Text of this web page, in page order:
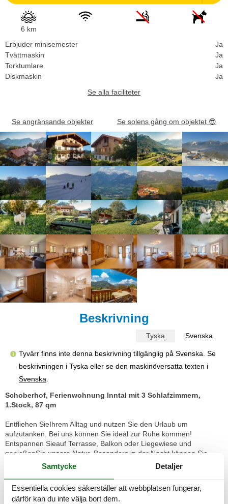
6 km
Erbjuder minisemester
Ja
Tvättmaskin
Ja
Torktumlare
Ja
Diskmaskin
Ja
Se alla faciliteter
Se angränsande objekter Se solens gång om objektet 😎
Beskrivning
Tyska Svenska
Tyvärr finns inte denna beskrivning tillgänglig på Svenska. Se
beskrivningen i Tyska eller se den maskinöversatta texten i
Svenska
Schoberhof, Ferienwohnung Inntal mit 3 Schlafzimmern,
1.Stock, 87 qm
Entfliehen SieIhrem Alltag und nutzen Sie den Urlaub um
aufzutanken. Bei uns können Sie ideal zur Ruhe kommen!
Entspannen Sieauf Terrasse, Balkon oder Liegewiese und
genießenSie unsere Natur. Besonders in der Nacht können Sie
sichin den Zirbenholzbetten erholen. Die im Zirbenholz enthaltenen
ätherischen öle unterstützen nicht nur einen gesunden Schlaf,
sondern halten auch Ihr Herz fit - das ist wissenschaftlich bewiesen.
Außerdem hilft die Zirbe Hausstauballergikern - diese können nach
ein paar Nächten viel freier atmen. Urlaub auf dem Bauernhof
Samtycke Detaljer
Essentiella cookies säkerställer att webbplatsen fungerar,
därför kan du inte välja bort dem.